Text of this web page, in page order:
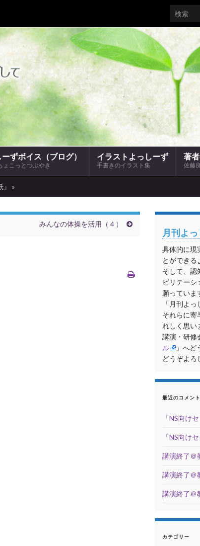
Search
ずボイス（ブログ）
ょこっとつぶやき
イラストよっしーず
手書きのイラスト集
著
佐藤
』 »
みんなの体操を活用（４）
月刊よ
具体的に現
とができる
そして、認
ビリテーシ
願っていま
「月刊よ
それらに寄
れしく思い
講演・研修
ル
」へど
どうぞよろ
最近のコメント
「NS向け
「NS向け
講演終了＠
講演終了＠
講演終了＠
カテゴリー